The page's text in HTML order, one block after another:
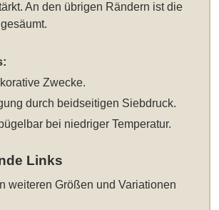
An den übrigen Rändern ist die
Zwecke.
durch beidseitigen Siebdruck.
bei niedriger Temperatur.
Links
weiteren Größen und Variationen